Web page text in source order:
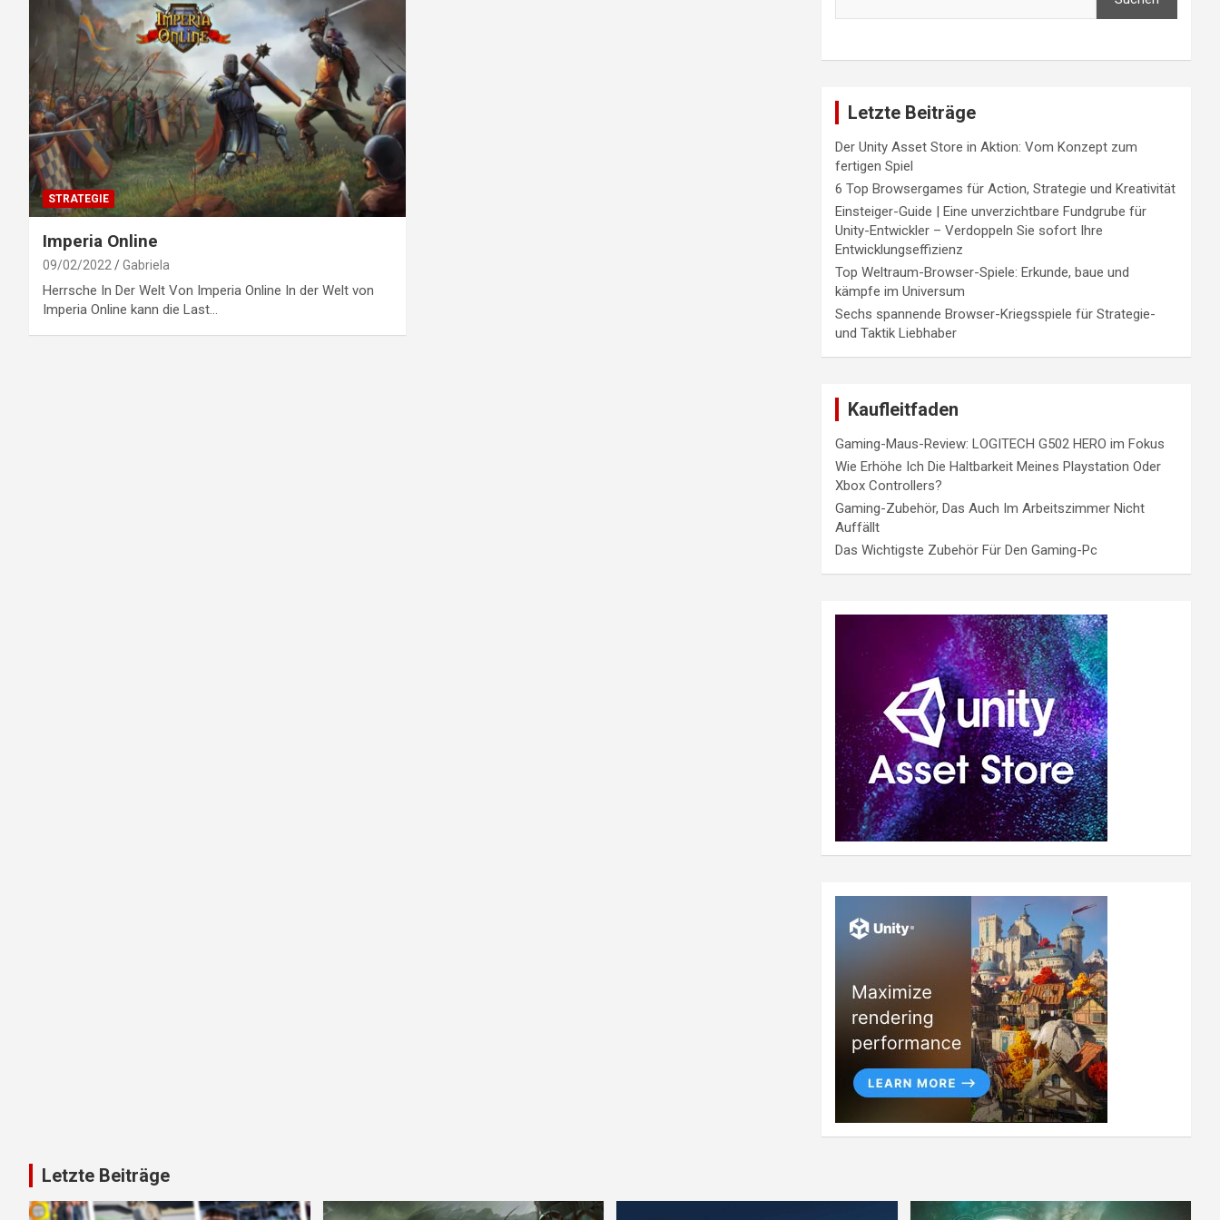
STRATEGIE
Imperia Online
09/02/2022 Gabriela
Herrsche In Der Welt Von Imperia Online In der Welt von
Imperia Online kann die Last…
Letzte Beiträge
Der Unity Asset Store in Aktion: Vom Konzept zum
fertigen Spiel
6 Top Browsergames für Action, Strategie und Kreativität
Einsteiger-Guide | Eine unverzichtbare Fundgrube für
Unity-Entwickler – Verdoppeln Sie sofort Ihre
Entwicklungseffizienz
Top Weltraum-Browser-Spiele: Erkunde, baue und
kämpfe im Universum
Sechs spannende Browser-Kriegsspiele für Strategie-
und Taktik Liebhaber
Kaufleitfaden
Gaming-Maus-Review: LOGITECH G502 HERO im Fokus
Wie Erhöhe Ich Die Haltbarkeit Meines Playstation Oder
Xbox Controllers?
Gaming-Zubehör, Das Auch Im Arbeitszimmer Nicht
Auffällt
Das Wichtigste Zubehör Für Den Gaming-Pc
Letzte Beiträge